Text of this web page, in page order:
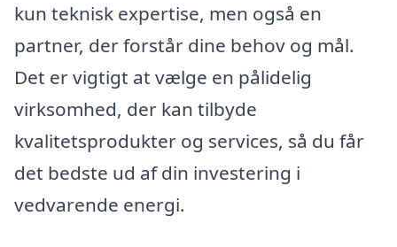
kun teknisk expertise, men også en
partner, der forstår dine behov og mål.
Det er vigtigt at vælge en pålidelig
virksomhed, der kan tilbyde
kvalitetsprodukter og services, så du får
det bedste ud af din investering i
vedvarende energi.